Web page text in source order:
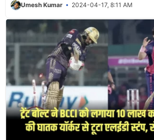
Umesh Kumar 2024-04-17, 8:11 AM